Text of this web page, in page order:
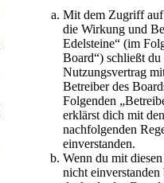
Mit dem Zugriff auf
die Wirkung und
Edelsteine“ (im
Board“) schließt du
Nutzungsvertrag
Betreiber des
Folgenden
erklärst dich mit den
nachfolgenden
einverstanden.
Wenn du mit
nicht einverstanden